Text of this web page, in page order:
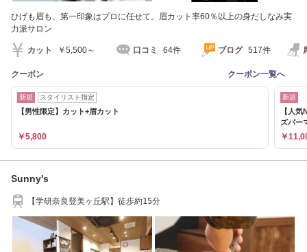
ひげも眉も、第一印象はプロに任せて。眉カット率60％以上の身だしなみ実
力派サロン
カット ￥5,500～ 口コミ 64件 ブログ 517件
クーポン クーポン一覧へ
新規 スタイリスト指定
【男性限定】カット+眉カット
￥5,800
新規
【人
ズパー
￥
Sunny's
【学研奈良登美ヶ丘駅】徒歩約15分